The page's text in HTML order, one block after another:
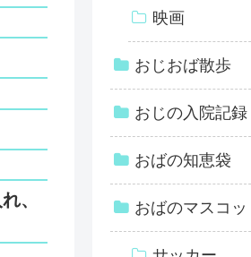
、
映画
おじおば散歩
おじの入院記録
おばの知恵袋
おばのマスコ